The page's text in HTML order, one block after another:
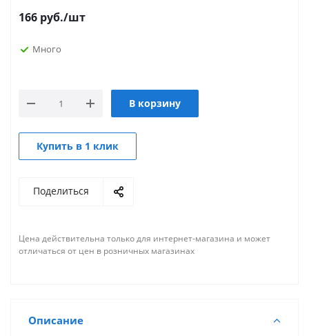
166 руб./шт
Много
В корзину
Купить в 1 клик
Поделиться
Цена действительна только для интернет-магазина и может
отличаться от цен в розничных магазинах
Описание